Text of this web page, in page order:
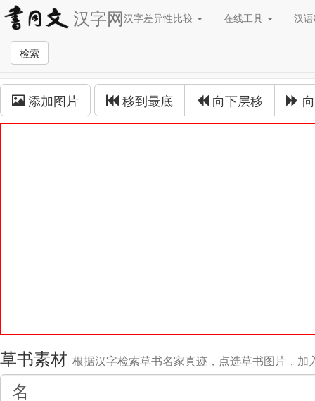
汉字网汉字差异性比较 在线工具 汉
检索
草书在线
添加图片 移到最底 向下层移
草书素材 根据汉字检索草书名家真迹，点选草书图片，加